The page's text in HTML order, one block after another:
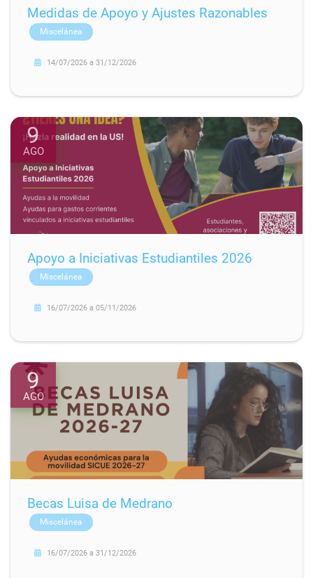
Medidas de Apoyo y Ajustes Razonables
Miscelánea
14/07/2026 a 31/12/2026
9
AGO
Apoyo a Iniciativas Estudiantiles 2026
Miscelánea
16/07/2026 a 05/11/2026
9
AGO
Becas Luisa de Medrano
Miscelánea
16/07/2026 a 31/12/2026